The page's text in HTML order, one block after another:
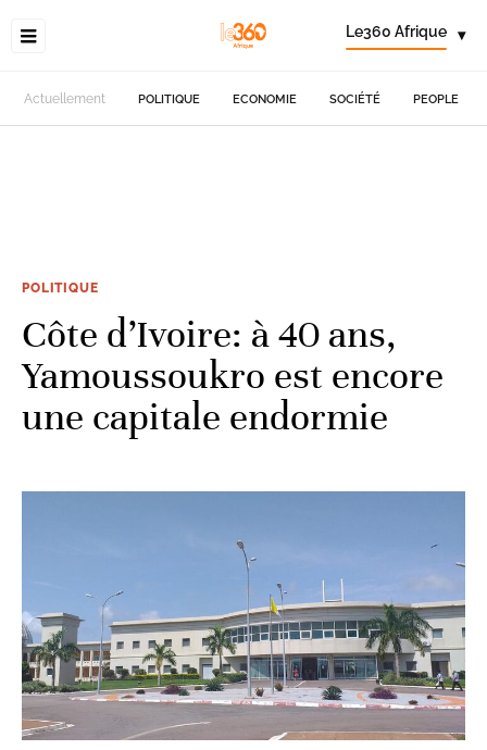
Le360 Afrique ▾
Actuellement POLITIQUE ECONOMIE SOCIÉTÉ PEOPLE
POLITIQUE
Côte d’Ivoire: à 40 ans,
Yamoussoukro est encore
une capitale endormie